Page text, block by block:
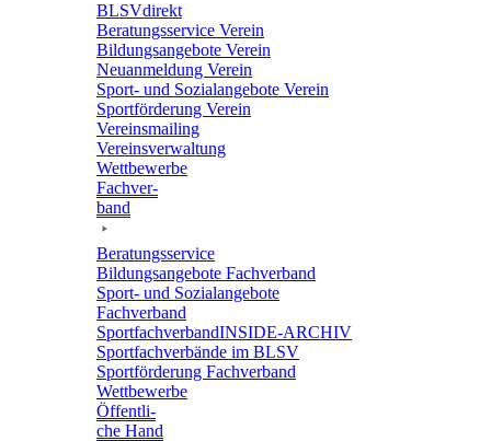
BLSVdi­rekt
Bera­tungs­ser­vice Verein
Bildungs­an­ge­bote Verein
Neuan­mel­dung Verein
Sport- und Sozi­al­an­ge­bote Verein
Sport­för­de­rung Verein
Vereins­mai­ling
Vereins­ver­wal­tung
Wett­be­werbe
Fach­ver­
band
Bera­tungs­ser­vice
Bildungs­an­ge­bote Fachverband
Sport- und Sozi­al­an­ge­bote
Fachverband
Sport­fach­ver­ban­d­IN­SIDE-ARCHIV
Sport­fach­ver­bände im BLSV
Sport­för­de­rung Fachverband
Wett­be­werbe
Öffent­li­
che Hand